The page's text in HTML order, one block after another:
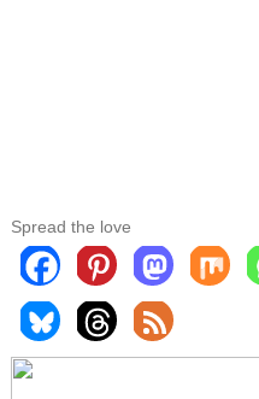
Spread the love